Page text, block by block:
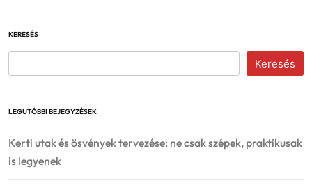
KERESÉS
Keresés
LEGUTÓBBI BEJEGYZÉSEK
Kerti utak és ösvények tervezése: ne csak szépek, praktikusak
is legyenek